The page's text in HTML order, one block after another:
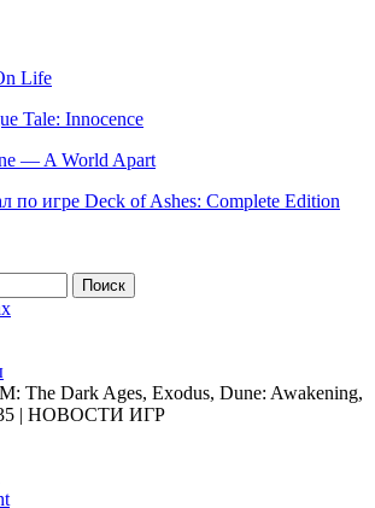
Life
Tale: Innocence
— A World Apart
по игре Deck of Ashes: Complete Edition
The Dark Ages, Exodus, Dune: Awakening,
| НОВОСТИ ИГР